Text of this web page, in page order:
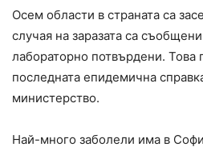
Осем области в страната са
случая на заразата са
лабораторно потвърдени. Това
последната епидемична
министерство.
Най-много заболели има в